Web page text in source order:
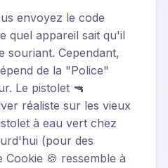
envoyez le code
quel appareil sait qu'il
souriant. Cependant,
de la "Police"
Le pistolet 🔫
réaliste sur les vieux
à eau vert chez
(pour des
Cookie 🍪 ressemble à